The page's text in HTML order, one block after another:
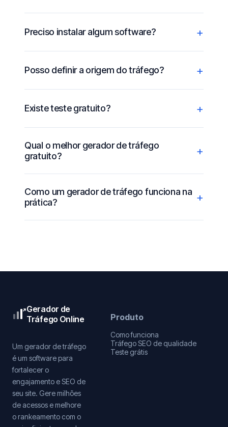
Preciso instalar algum software?
Posso definir a origem do tráfego?
Existe teste gratuito?
Qual o melhor gerador de tráfego
gratuito?
Como um gerador de tráfego funciona na
prática?
Gerador de
Tráfego Online
Um gerador de tráfego
é um software para
fortalecer o
engajamento e SEO de
seu site. Gere milhões
de acessos e melhore
o rankeamento com o
Produto
Como funciona
Tráfego SEO de qualidade
Teste grátis